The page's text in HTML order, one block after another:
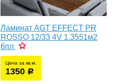
Ламинат AGT EFFECT PR
ROSSO 12/33 4V 1.3551м2
6пл
Цена за кв.м.
1350 р